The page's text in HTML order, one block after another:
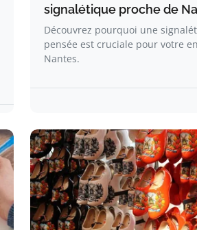
signalétique proche de
Découvrez pourquoi une
pensée est cruciale pour votre
Nantes.